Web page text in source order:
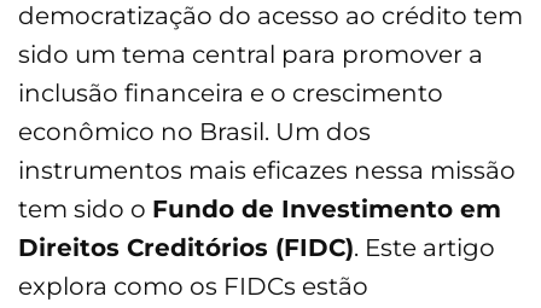
democratização do acesso ao crédito tem
sido um tema central para promover a
inclusão financeira e o crescimento
econômico no Brasil. Um dos
instrumentos mais eficazes nessa missão
tem sido o Fundo de Investimento em
Direitos Creditórios (FIDC). Este artigo
explora como os FIDCs estão